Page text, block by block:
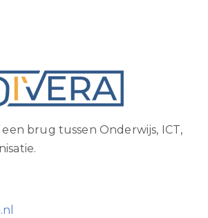
brug tussen Onderwijs, ICT,